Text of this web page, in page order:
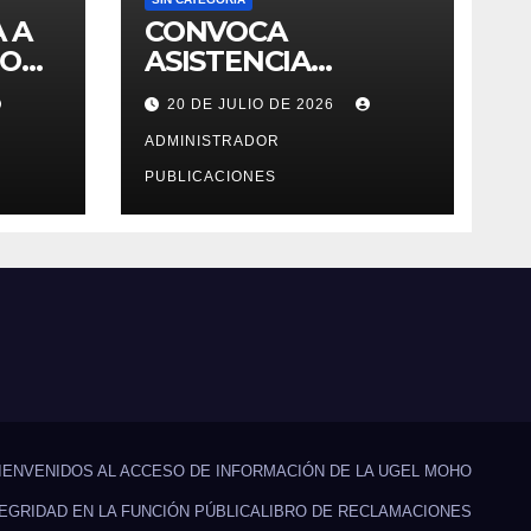
A
CONVOCA
ASISTENCIA
TECNICA VIRTUAL
DE «EJERCICIOS
DEL CENSO
EDUCATIVO – 2026»
20 DE JULIO DE 2026
ADMINISTRADOR
PUBLICACIONES
AL ACCESO DE INFORMACIÓN DE LA UGEL MOHO
EN LA FUNCIÓN PÚBLICALIBRO DE RECLAMACIONES